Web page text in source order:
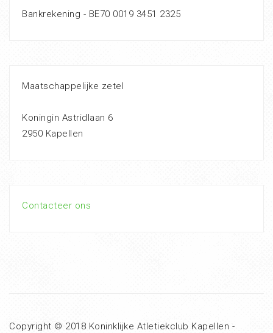
Bankrekening - BE70 0019 3451 2325
Maatschappelijke zetel
Koningin Astridlaan 6
2950 Kapellen
Contacteer ons
Copyright © 2018 Koninklijke Atletiekclub Kapellen -